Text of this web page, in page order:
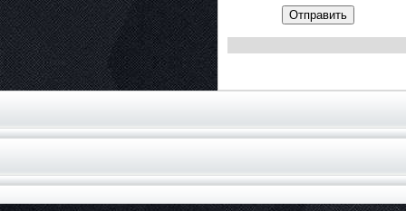
Отправить